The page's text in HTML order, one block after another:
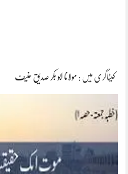
کیٹاگری میں : مولانا ابو بکر صدیق حنیف